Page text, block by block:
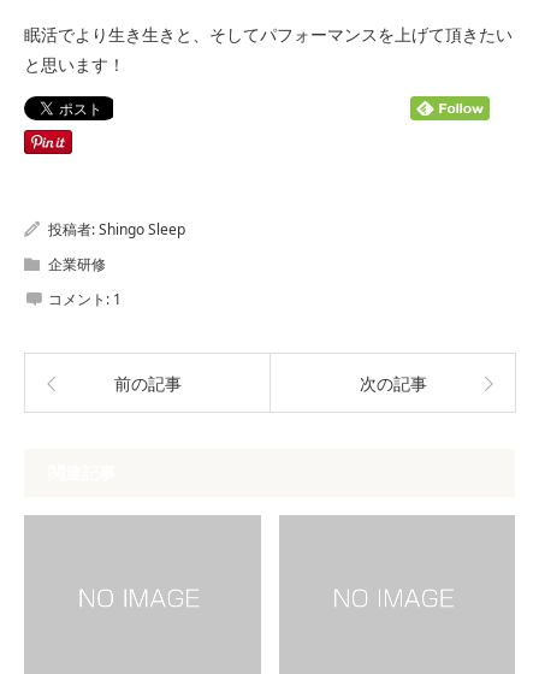
眠活でより生き生きと、そしてパフォーマンスを上げて頂きたい
と思います！
投稿者:Shingo Sleep
企業研修
コメント: 1
前の記事 次の記事